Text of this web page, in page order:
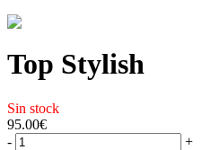
Top Stylish
Sin stock
95.00€
-
+